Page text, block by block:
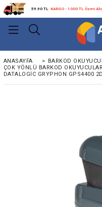
59.90 TL KARGO - 1000 TL Üzeri
ANASAYFA > BARKOD
ÇOK YÖNLÜ BARKOD
DATALOGIC GRYPHON GPS4400